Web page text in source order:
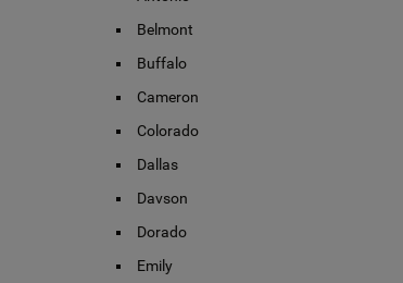
Belmont
Buffalo
Cameron
Colorado
Dallas
Davson
Dorado
Emily